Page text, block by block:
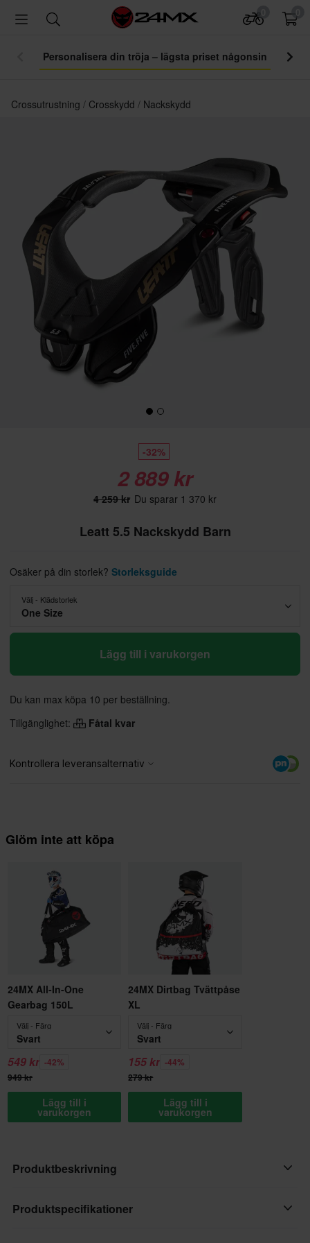
Personalisera din tröja – lägsta priset någonsin
Crossutrustning Crosskydd Nackskydd
-32%
2 889 kr
4 259 kr Du sparar 1 370 kr
Leatt 5.5 Nackskydd Barn
Osäker på din storlek? Storleksguide
Välj - Klädstorlek
One Size
Lägg till i varukorgen
Du kan max köpa 10 per beställning.
Tillgänglighet:
Fåtal kvar
Glöm inte att köpa
24MX All-In-One
Gearbag 150L
Välj - Färg
Svart
549 kr -42%
949 kr
Lägg till i
varukorgen
24MX Dirtbag Tvättpåse
XL
Välj - Färg
Svart
155 kr -44%
279 kr
Lägg till i
varukorgen
Produktbeskrivning
Leatt 5.5-nackskyddet för barn har exakt samma funktioner som
Produktspecifikationer